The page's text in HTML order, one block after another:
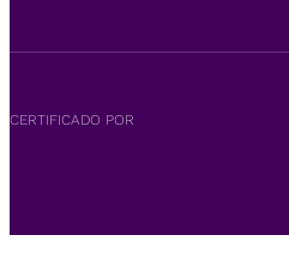
CERTIFICADO POR